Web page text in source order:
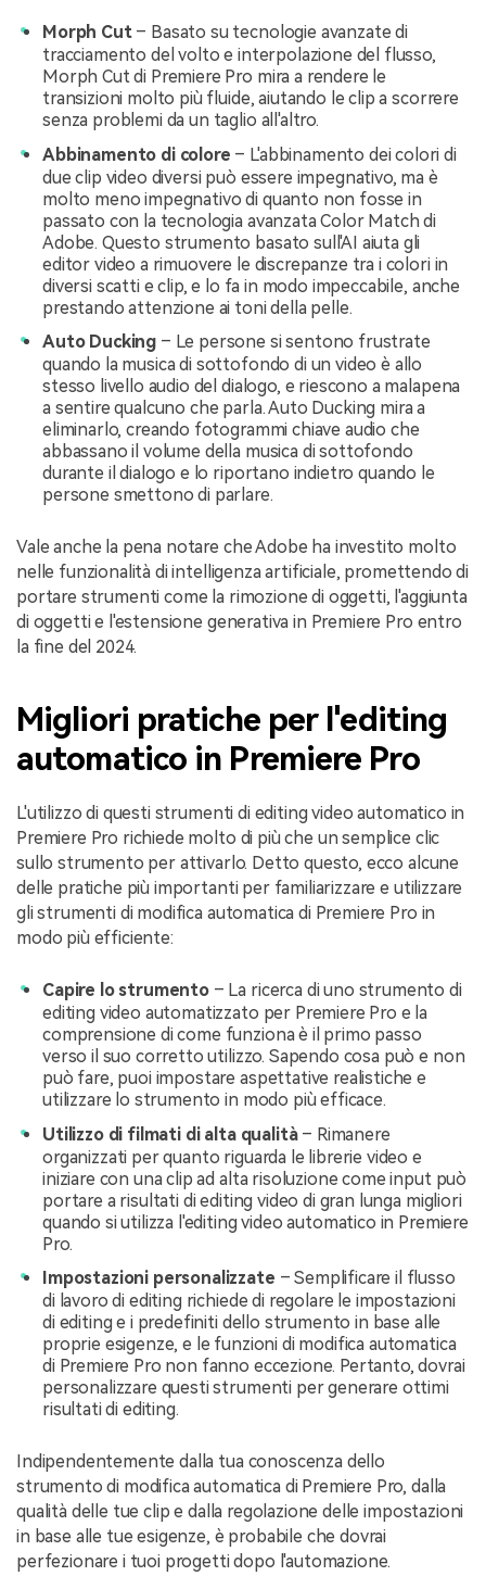
Morph Cut– Basato su tecnologie avanzate di
tracciamento del volto e interpolazione del flusso,
Morph Cut di Premiere Pro mira a rendere le
transizioni molto più fluide, aiutando le clip a scorrere
senza problemi da un taglio all'altro.
Abbinamento di colore – L'abbinamento dei colori di
due clip video diversi può essere impegnativo, ma è
molto meno impegnativo di quanto non fosse in
passato con la tecnologia avanzata Color Match di
Adobe. Questo strumento basato sull'AI aiuta gli
editor video a rimuovere le discrepanze tra i colori in
diversi scatti e clip, e lo fa in modo impeccabile, anche
prestando attenzione ai toni della pelle.
Auto Ducking – Le persone si sentono frustrate
quando la musica di sottofondo di un video è allo
stesso livello audio del dialogo, e riescono a malapena
a sentire qualcuno che parla. Auto Ducking mira a
eliminarlo, creando fotogrammi chiave audio che
abbassano il volume della musica di sottofondo
durante il dialogo e lo riportano indietro quando le
persone smettono di parlare.
Vale anche la pena notare che Adobe ha investito molto
nelle funzionalità di intelligenza artificiale, promettendo di
portare strumenti come la rimozione di oggetti, l'aggiunta
di oggetti e l'estensione generativa in Premiere Pro entro
la fine del 2024.
Migliori pratiche per l'editing
automatico in Premiere Pro
L'utilizzo di questi strumenti di editing video automatico in
Premiere Pro richiede molto di più che un semplice clic
sullo strumento per attivarlo. Detto questo, ecco alcune
delle pratiche più importanti per familiarizzare e utilizzare
gli strumenti di modifica automatica di Premiere Pro in
modo più efficiente:
Capire lo strumento– La ricerca di uno strumento di
editing video automatizzato per Premiere Pro e la
comprensione di come funziona è il primo passo
verso il suo corretto utilizzo. Sapendo cosa può e non
può fare, puoi impostare aspettative realistiche e
utilizzare lo strumento in modo più efficace.
Utilizzo di filmati di alta qualità– Rimanere
organizzati per quanto riguarda le librerie video e
iniziare con una clip ad alta risoluzione come input può
portare a risultati di editing video di gran lunga migliori
quando si utilizza l'editing video automatico in Premiere
Pro.
Impostazioni personalizzate – Semplificare il flusso
di lavoro di editing richiede di regolare le impostazioni
di editing e i predefiniti dello strumento in base alle
proprie esigenze, e le funzioni di modifica automatica
di Premiere Pro non fanno eccezione. Pertanto, dovrai
personalizzare questi strumenti per generare ottimi
risultati di editing.
Indipendentemente dalla tua conoscenza dello
strumento di modifica automatica di Premiere Pro, dalla
qualità delle tue clip e dalla regolazione delle impostazioni
in base alle tue esigenze, è probabile che dovrai
perfezionare i tuoi progetti dopo l'automazione.